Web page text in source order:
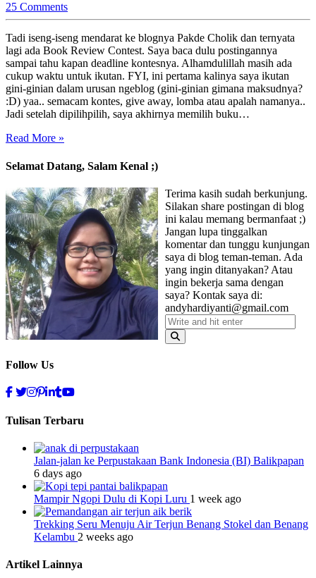
25 Comments
Tadi iseng-iseng mendarat ke blognya Pakde Cholik dan ternyata
lagi ada Book Review Contest. Saya baca dulu postingannya
sampai tahu kapan deadline kontesnya. Alhamdulillah masih ada
cukup waktu untuk ikutan. FYI, ini pertama kalinya saya ikutan
gini-ginian dalam urusan ngeblog (gini-ginian gimana maksudnya?
:D) yaa.. semacam kontes, give away, lomba atau apalah namanya..
Jadi setelah dipilihpilih, saya akhirnya memilih buku…
Read More »
Selamat Datang, Salam Kenal ;)
Terima kasih sudah berkunjung.
Silakan share postingan di blog
ini kalau memang bermanfaat ;)
Jangan lupa tinggalkan
komentar dan tunggu kunjungan
saya di blog teman-teman. Ada
yang ingin ditanyakan? Atau
ingin bekerja sama dengan
saya? Kontak saya di:
andyhardiyanti@gmail.com
Follow Us
Tulisan Terbaru
Jalan-jalan ke Perpustakaan Bank Indonesia (BI) Balikpapan
6 days ago
Mampir Ngopi Dulu di Kopi Luru 1 week ago
Trekking Seru Menuju Air Terjun Benang Stokel dan Benang
Kelambu 2 weeks ago
Artikel Lainnya